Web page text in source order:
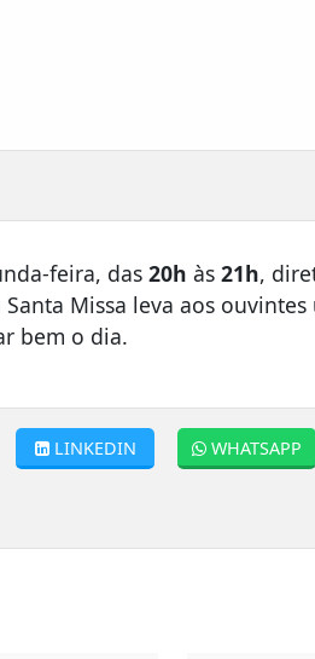
feira, das20hàs21h,
Santa Missa leva aos
bem o dia.
WHATSAPP
LINKEDIN